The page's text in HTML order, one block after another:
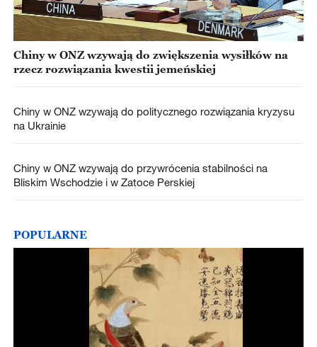
Chiny w ONZ wzywają do zwiększenia wysiłków na
rzecz rozwiązania kwestii jemeńskiej
Chiny w ONZ wzywają do politycznego rozwiązania kryzysu
na Ukrainie
Chiny w ONZ wzywają do przywrócenia stabilności na
Bliskim Wschodzie i w Zatoce Perskiej
POPULARNE